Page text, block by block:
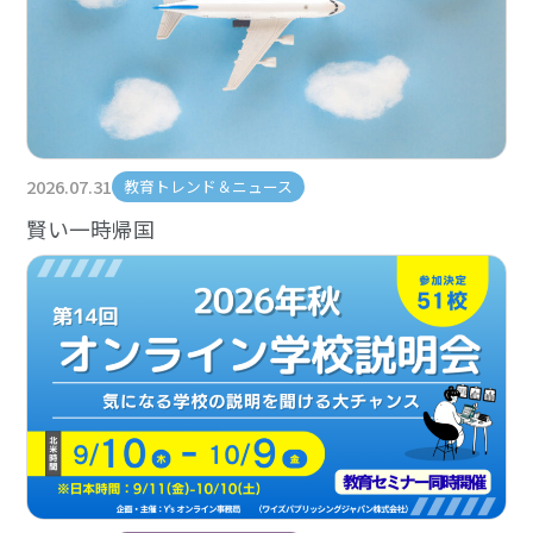
2026.07.31 教育トレンド＆ニュース
賢い一時帰国